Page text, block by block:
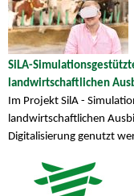
SiLA-
landwirtschaftlichen
Im Projekt SilA -
landwirtschaftlichen
Digitalisierung genutzt